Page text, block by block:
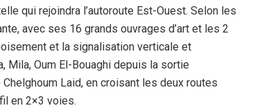
qui rejoindra l’autoroute Est-Ouest. Selon les
avec ses 16 grands ouvrages d’art et les 2
et la signalisation verticale et
Oum El-Bouaghi depuis la sortie
Laid, en croisant les deux routes
en 2×3 voies.